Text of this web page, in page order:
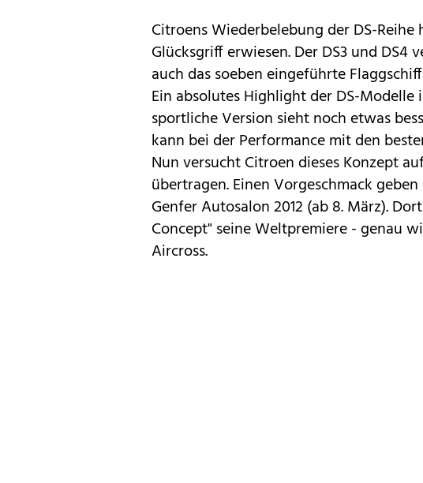
CitroensWiederbelebung der DS-
Glücksgriff erwiesen. Der DS3 und DS4
auch das soeben eingeführte Flaggschiff
Ein absolutes Highlight der DS-Modelle
sportliche Version sieht noch etwas
kann bei der Performance mit den
Nun versucht Citroen dieses Konzept
übertragen. Einen Vorgeschmack
Genfer Autosalon 2012 (ab 8. März).
Concept" seine Weltpremiere - genau
Aircross.